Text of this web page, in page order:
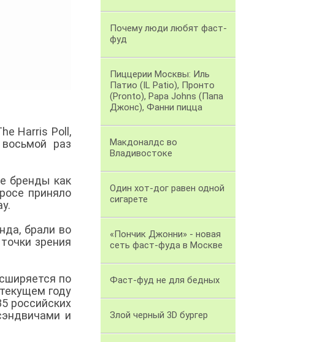
Harris Poll,
раз
бренды как
приняло
брали во
зрения
по
году
российских
и
Почему люди любят фаст-
фуд
Пиццерии Москвы: Иль
Патио (IL Patio), Пронто
(Pronto), Papa Johns (Папа
Джонс), Фанни пицца
Макдоналдс во
Владивостоке
Один хот-дог равен одной
сигарете
«Пончик Джонни» - новая
сеть фаст-фуда в Москве
Фаст-фуд не для бедных
Злой черный 3D бургер